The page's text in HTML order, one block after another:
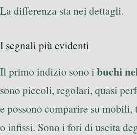
La differenza sta nei dettagli.
I segnali più evidenti
Il primo indizio sono ibuchi
sono piccoli, regolari, quasi
e possono comparire su
o infissi. Sono i fori di uscita